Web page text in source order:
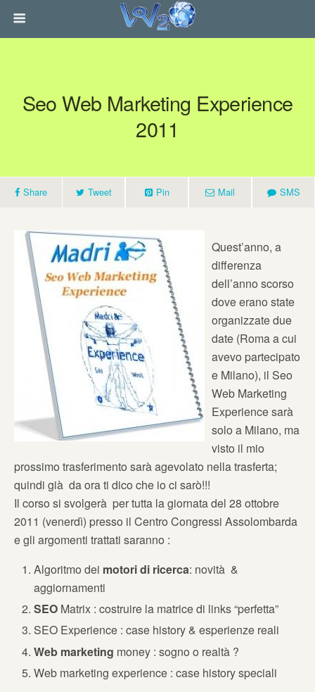
Seo Web Marketing Experience
2011
Share Tweet Pin Mail SMS
Quest’anno, a
differenza
dell’anno scorso
dove erano state
organizzate due
date (Roma a cui
avevo partecipato
e Milano), il Seo
Web Marketing
Experience sarà
solo a Milano, ma
visto il mio
prossimo trasferimento sarà agevolato nella trasferta;
quindi già da ora ti dico che io ci sarò!!!
Il corso si svolgerà per tutta la giornata del 28 ottobre
2011 (venerdì) presso il Centro Congressi Assolombarda
e gli argomenti trattati saranno :
Algoritmo dei motori di ricerca: novità &
aggiornamenti
SEO Matrix : costruire la matrice di links “perfetta”
SEO Experience : case history & esperienze reali
Web marketing money : sogno o realtà ?
Web marketing experience : case history speciali